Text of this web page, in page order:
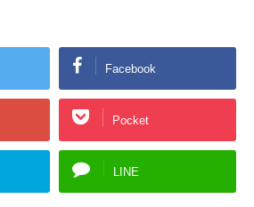
Facebook
Pocket
LINE